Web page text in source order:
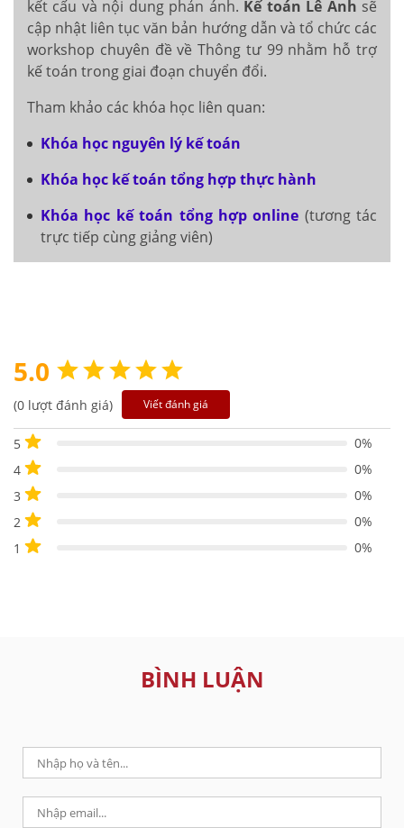
kết cấu và nội dung phản ánh. Kế toán Lê Ánh sẽ
cập nhật liên tục văn bản hướng dẫn và tổ chức các
workshop chuyên đề về Thông tư 99 nhằm hỗ trợ
kế toán trong giai đoạn chuyển đổi.
Tham khảo các khóa học liên quan:
Khóa học nguyên lý kế toán
Khóa học kế toán tổng hợp thực hành
Khóa học kế toán tổng hợp online (tương tác
trực tiếp cùng giảng viên)
5.0
(0 lượt đánh giá) Viết đánh giá
5
0%
4
0%
3
0%
2
0%
1
0%
BÌNH LUẬN